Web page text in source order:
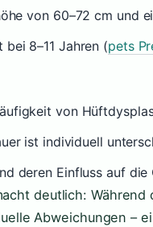
von 60–72 cm und
8–11 Jahren (pets
von
ist individuell
deren Einfluss auf
deutlich:
Abweichungen –